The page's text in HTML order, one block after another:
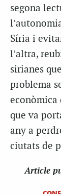
segona
Síria i
l’altra,
sirianes
problema
econòmica
que va
any a
ciutats de
Article